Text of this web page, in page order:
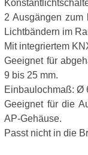
2 Ausgängen zum
Lichtbändern im
Mit integriertem
Geeignet für
9 bis 25 mm.
Einbaulochmaß: Ø
Geeignet für die
AP-Gehäuse.
Passt nicht in die